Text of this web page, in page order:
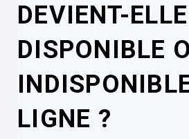
DEVIENT-ELLE
DISPONIBLE
LIGNE ?